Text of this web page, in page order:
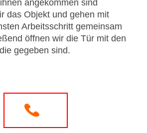
angekommen sind
das Objekt und gehen mit
Arbeitsschritt gemeinsam
öffnen wir die Tür mit den
gegeben sind.